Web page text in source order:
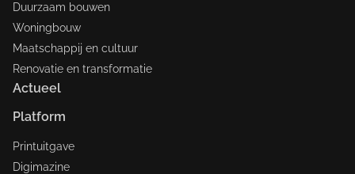
Duurzaam bouwen
Woningbouw
Maatschappij en cultuur
Renovatie en transformatie
Actueel
Platform
Printuitgave
Digimazine